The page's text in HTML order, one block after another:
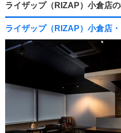
ライザップ（RIZAP）小倉店
ライザップ（RIZAP）小倉店